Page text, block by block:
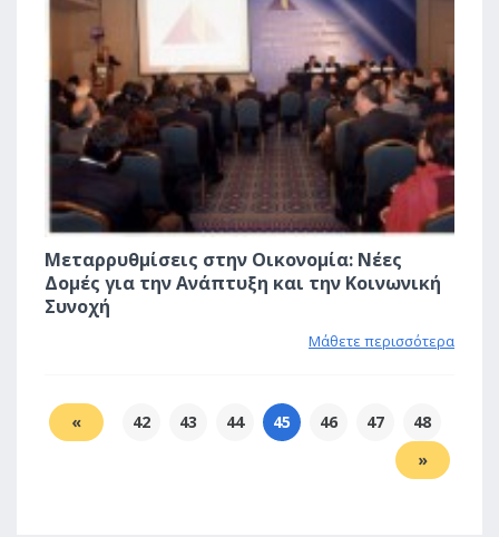
Μεταρρυθμίσεις στην Οικονομία: Νέες
Δομές για την Ανάπτυξη και την Κοινωνική
Συνοχή
Μάθετε περισσότερα
« 42 43 44 45 46 47
48
»